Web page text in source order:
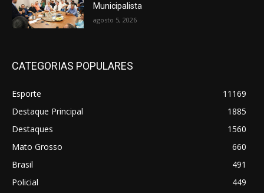
Municipalista
agosto 5, 2026
CATEGORIAS POPULARES
Esporte
11169
Destaque Principal
1885
Destaques
1560
Mato Grosso
660
Brasil
491
Policial
449